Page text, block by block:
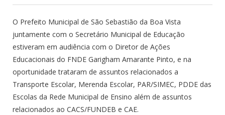
O Prefeito Municipal de São Sebastião da Boa Vista
juntamente com o Secretário Municipal de Educação
estiveram em audiência com o Diretor de Ações
Educacionais do FNDE Garigham Amarante Pinto, e na
oportunidade trataram de assuntos relacionados a
Transporte Escolar, Merenda Escolar, PAR/SIMEC, PDDE das
Escolas da Rede Municipal de Ensino além de assuntos
relacionados ao CACS/FUNDEB e CAE.